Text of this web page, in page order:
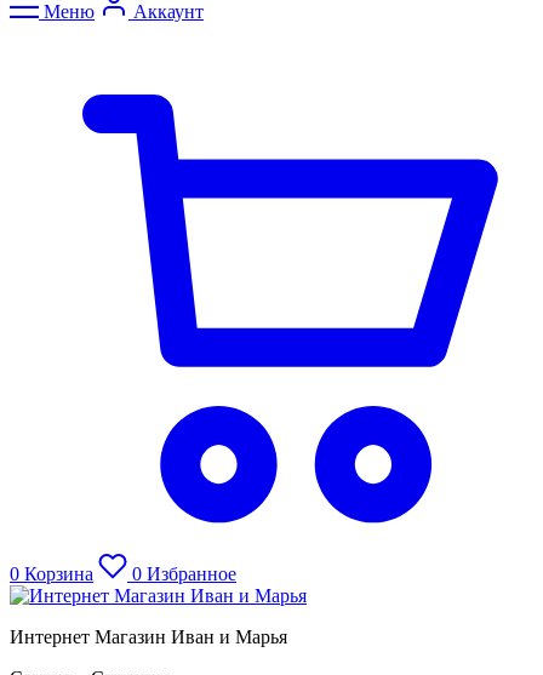
Меню Аккаунт
0 Корзина 0 Избранное
Интернет Магазин Иван и Марья